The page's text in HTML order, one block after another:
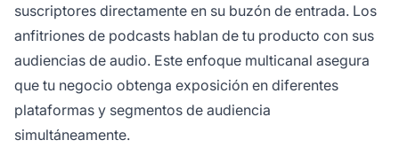
suscriptores directamente en su buzón de entrada. Los
anfitriones de podcasts hablan de tu producto con sus
audiencias de audio. Este enfoque multicanal asegura
que tu negocio obtenga exposición en diferentes
plataformas y segmentos de audiencia
simultáneamente.